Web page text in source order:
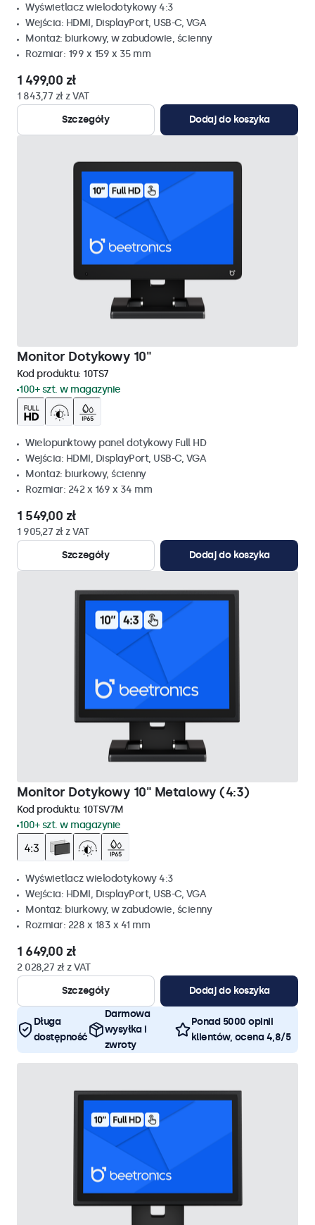
Wyświetlacz wielodotykowy 4:3
Wejścia: HDMI, DisplayPort, USB-C, VGA
Montaż: biurkowy, w zabudowie, ścienny
Rozmiar: 199 x 159 x 35 mm
1 499,00 zł
1 843,77 zł z VAT
Szczegóły
Dodaj do koszyka
Monitor Dotykowy 10"
Kod produktu: 10TS7
100+ szt. w magazynie
Wielopunktowy panel dotykowy Full HD
Wejścia: HDMI, DisplayPort, USB-C, VGA
Montaż: biurkowy, ścienny
Rozmiar: 242 x 169 x 34 mm
1 549,00 zł
1 905,27 zł z VAT
Szczegóły
Dodaj do koszyka
Monitor Dotykowy 10" Metalowy (4:3)
Kod produktu: 10TSV7M
100+ szt. w magazynie
Wyświetlacz wielodotykowy 4:3
Wejścia: HDMI, DisplayPort, USB-C, VGA
Montaż: biurkowy, w zabudowie, ścienny
Rozmiar: 228 x 183 x 41 mm
1 649,00 zł
2 028,27 zł z VAT
Szczegóły
Dodaj do koszyka
Długa
dostępność
Darmowa
wysyłka i
zwroty
Ponad 5000 opinii
klientów, ocena 4,8/5